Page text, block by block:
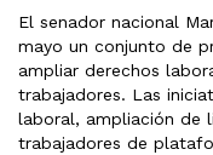
El senador nacional
mayo un conjunto de
ampliar derechos
trabajadores. Las
laboral, ampliación de
trabajadores de